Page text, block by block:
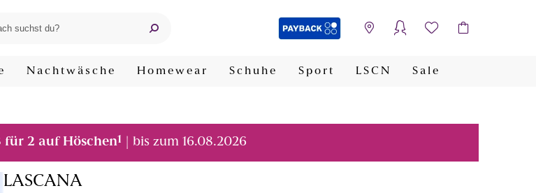
Nachtwäsche Homewear Schuhe Sport LSCN Sale
für 2 auf Höschen1 | bis zum 16.08.2026
LASCANA